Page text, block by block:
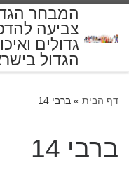
המבחר
צביעה
גדולים
הגדול
דף הבית » ברבי 14
ברבי 14